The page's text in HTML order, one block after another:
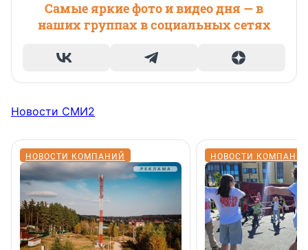
Самые яркие фото и видео дня — в
наших группах в социальных сетях
Новости СМИ2
НОВОСТИ КОМПАНИЙ НОВОСТИ